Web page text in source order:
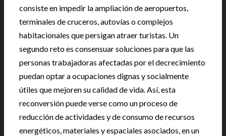
consiste en impedir la ampliación de aeropuertos,
terminales de cruceros, autovías o complejos
habitacionales que persigan atraer turistas. Un
segundo reto es consensuar soluciones para que las
personas trabajadoras afectadas por el decrecimiento
puedan optar a ocupaciones dignas y socialmente
útiles que mejoren su calidad de vida. Así, esta
reconversión puede verse como un proceso de
reducción de actividades y de consumo de recursos
energéticos, materiales y espaciales asociados, en un